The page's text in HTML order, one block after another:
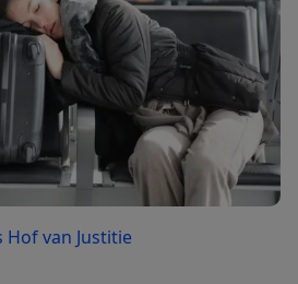
Hof van Justitie